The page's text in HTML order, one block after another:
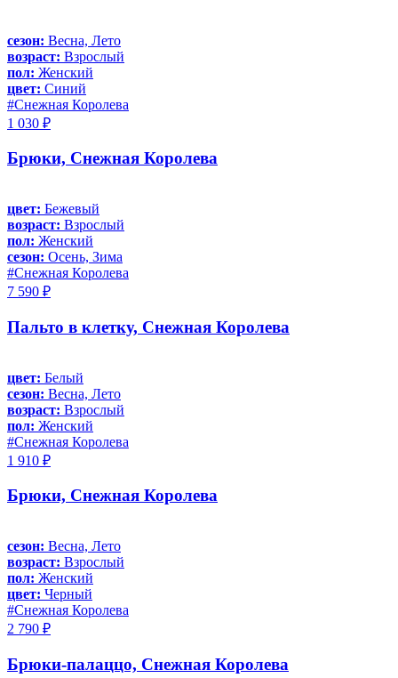
сезон: Весна, Лето
возраст: Взрослый
пол: Женский
цвет: Синий
#Снежная Королева
1 030 ₽
Брюки, Снежная Королева
цвет: Бежевый
возраст: Взрослый
пол: Женский
сезон: Осень, Зима
#Снежная Королева
7 590 ₽
Пальто в клетку, Снежная Королева
цвет: Белый
сезон: Весна, Лето
возраст: Взрослый
пол: Женский
#Снежная Королева
1 910 ₽
Брюки, Снежная Королева
сезон: Весна, Лето
возраст: Взрослый
пол: Женский
цвет: Черный
#Снежная Королева
2 790 ₽
Брюки-палаццо, Снежная Королева